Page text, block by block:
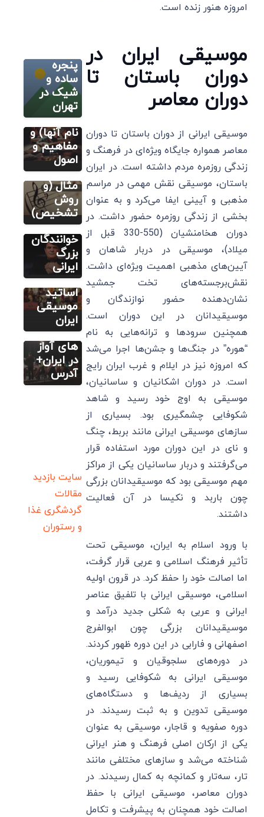
امروزه هنور زنده است.
موسیقی ایران در
دوران باستان تا
دوران معاصر
موسیقی ایرانی از دوران باستان تا دوران
معاصر همواره جایگاه ویژه‌ای در فرهنگ و
زندگی روزمره مردم داشته است. در ایران
باستان، موسیقی نقش مهمی در مراسم
مذهبی و آیینی ایفا می‌کرد و به عنوان
بخشی از زندگی روزمره حضور داشت. در
دوران هخامنشیان (550-330 قبل از
میلاد)، موسیقی در دربار شاهان و
آیین‌های مذهبی اهمیت ویژه‌ای داشت.
نقش‌برجسته‌های تخت جمشید
نشان‌دهنده حضور نوازندگان و
موسیقیدانان در این دوران است.
همچنین سرودها و ترانه‌هایی به نام
“هوره” در جنگ‌ها و جشن‌ها اجرا می‌شد
که امروزه نیز در ایلام و غرب ایران رایج
است. در دوران اشکانیان و ساسانیان،
موسیقی به اوج خود رسید و شاهد
شکوفایی چشمگیری بود. بسیاری از
سازهای موسیقی ایرانی مانند بربط، چنگ
و نای در این دوران مورد استفاده قرار
می‌گرفتند و دربار ساسانیان یکی از مراکز
مهم موسیقی بود که موسیقیدانان بزرگی
چون باربد و نکیسا در آن فعالیت
داشتند.
با ورود اسلام به ایران، موسیقی تحت
تأثیر فرهنگ اسلامی و عربی قرار گرفت،
اما اصالت خود را حفظ کرد. در قرون اولیه
اسلامی، موسیقی ایرانی با تلفیق عناصر
ایرانی و عربی به شکلی جدید درآمد و
موسیقیدانان بزرگی چون ابوالفرج
اصفهانی و فارابی در این دوره ظهور کردند.
در دوره‌های سلجوقیان و تیموریان،
موسیقی ایرانی به شکوفایی رسید و
بسیاری از ردیف‌ها و دستگاه‌های
موسیقی تدوین و به ثبت رسیدند. در
دوره صفویه و قاجار، موسیقی به عنوان
یکی از ارکان اصلی فرهنگ و هنر ایرانی
شناخته می‌شد و سازهای مختلفی مانند
تار، سه‌تار و کمانچه به کمال رسیدند. در
دوران معاصر، موسیقی ایرانی با حفظ
اصالت خود همچنان به پیشرفت و تکامل
پنجره
ساده و
شیک در
تهران
آموزش سلفژ
به زبان ساده
پرده های
موسیقی
ایرانی (و
نام آنها) و
مفاهیم و
اصول
مطالب متنوع
دیگر
دستگاه
های
موسیقی
ایرانی با
مثال (و
روش
تشخیص)
مطالب
آموزشی آواز
خوانی
آموزش 10
تا از
معروف
ترین ردیف
های آوازی
خوانندگان
بزرگ
ایرانی
مطالب متنوع
دیگر
15 تا از
بزرگ ترین
و معروف
ترین
اساتید
موسیقی
ایران
مطالب متنوع
دیگر
معرفی 4
تا از
بهترین
آموزشگاه
های آواز
در ایران+
آدرس
سایت بازدید
مقالات
گردشگری غذا
و رستوران